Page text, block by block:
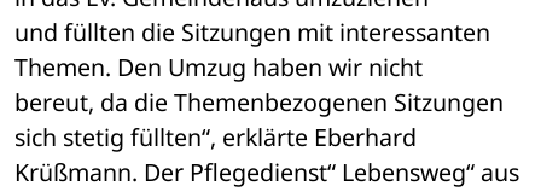
und füllten die Sitzungen mit interessanten
Themen. Den Umzug haben wir nicht
bereut, da die Themenbezogenen Sitzungen
sich stetig füllten“, erklärte Eberhard
Krüßmann. Der Pflegedienst“ Lebensweg“ aus